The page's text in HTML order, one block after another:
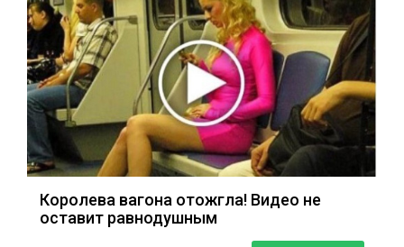
Королева вагона отожгла! Видео не
оставит равнодушным